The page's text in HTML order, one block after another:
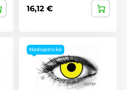
16,12 €
Nedioptrické